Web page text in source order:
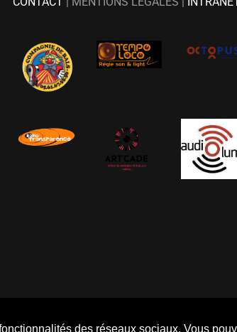
des réseaux sociaux. Vous